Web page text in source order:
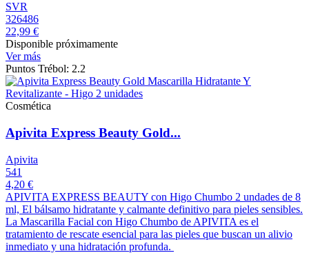
SVR
326486
22,99 €
Disponible próximamente
Ver más
Puntos Trébol: 2.2
Cosmética
Apivita Express Beauty Gold...
Apivita
541
4,20 €
APIVITA EXPRESS BEAUTY con Higo Chumbo 2 undades de 8
ml, El bálsamo hidratante y calmante definitivo para pieles sensibles.
La Mascarilla Facial con Higo Chumbo de APIVITA es el
tratamiento de rescate esencial para las pieles que buscan un alivio
inmediato y una hidratación profunda.